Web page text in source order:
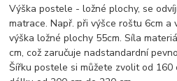
Výška postele - ložné plochy, se
matrace. Např. při výšce roštu 6cm a
výška ložné plochy 55cm. Síla
cm, což zaručuje nadstandardní
Šířku postele si můžete zvolit od 160